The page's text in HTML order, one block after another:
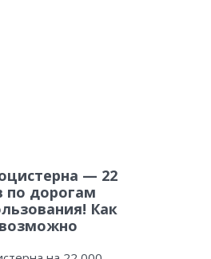
— 22
по дорогам
Как